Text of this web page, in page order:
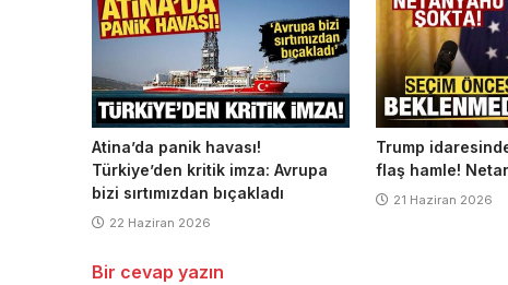
Atina’da panik havası!
Türkiye’den kritik imza: Avrupa
bizi sırtımızdan bıçakladı
22 Haziran 2026
Trump
flaş hamle!
21 Haziran 2026
Bir cevap yazın